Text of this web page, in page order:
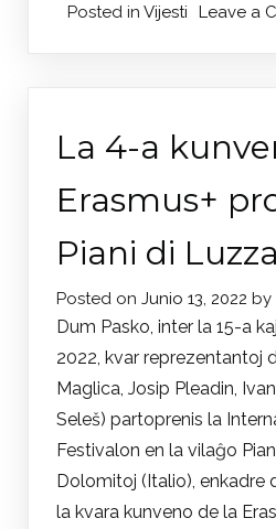
Posted in Vijesti Leave a
La 4-a
Erasmus+
Piani di Luzza
Posted on Junio 13, 2022 by
Dum Pasko, inter la 15-a
2022, kvar reprezentantoj
Maglica, Josip Pleadin,
Seleš) partoprenis la
Festivalon en la vilaĝo
Dolomitoj (Italio), enkadre
la kvara kunveno de la